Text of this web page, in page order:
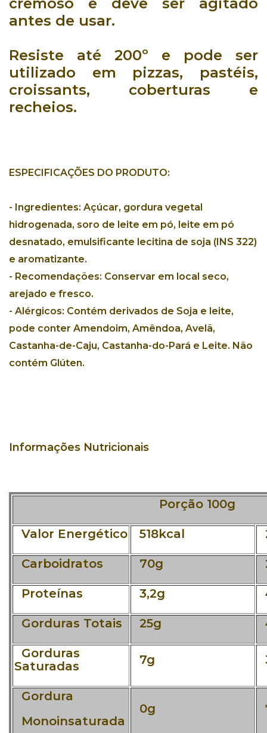
antes de usar.
Resiste até 200º e pode ser
utilizado em pizzas, pastéis,
croissants, coberturas e
recheios.
ESPECIFICAÇÕES DO PRODUTO:
- Ingredientes: Açúcar, gordura vegetal
hidrogenada, soro de leite em pó, leite em pó
desnatado, emulsificante lecitina de soja (INS 322)
e aromatizante.
- Recomendações: Conservar em local seco,
arejado e fresco.
- Alérgicos: Contém derivados de Soja e leite,
pode conter Amendoim, Amêndoa, Avelã,
Castanha-de-Caju, Castanha-do-Pará e Leite. Não
contém Glúten.
Informações Nutricionais
Porção 100g
Valor Energético 518kcal
Carboidratos 70g
Proteínas 3,2g
Gorduras Totais 25g
Gorduras
Saturadas
7g
Gordura
Monoinsaturada
0g